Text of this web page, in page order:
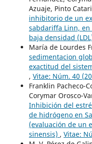
Azuaje, Pinto
inhibitorio de un
sabdariffa Linn,
baja densidad
María de Lourdes
sedimentacion
exactitud del
, Vitae: Núm. 40
Franklin Pacheco-
Corymar Orosco-
Inhibición del
de hidrógeno en
(evaluación de un
sinensis) , Vitae: